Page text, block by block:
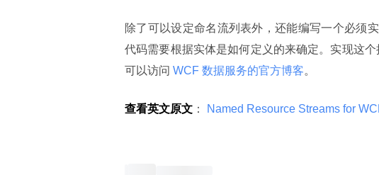
除了可以设定命名流列表外，还能编写一个必须
代码需要根据实体是如何定义的来确定。实现这
可以访问 WCF 数据服务的官方博客。
查看英文原文 ： Named Resource Streams for